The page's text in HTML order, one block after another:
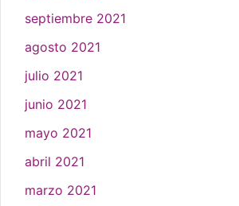
septiembre 2021
agosto 2021
julio 2021
junio 2021
mayo 2021
abril 2021
marzo 2021